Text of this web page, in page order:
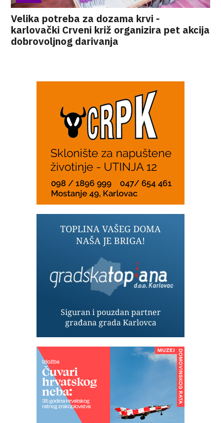
Velika potreba za dozama krvi -
karlovački Crveni križ organizira pet akcija
dobrovoljnog darivanja